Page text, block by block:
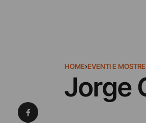
HOME›EVENTI E MOSTRE
Jorge
Condividi su Facebook